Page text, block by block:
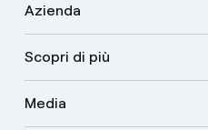
Azienda
Scopri di più
Media